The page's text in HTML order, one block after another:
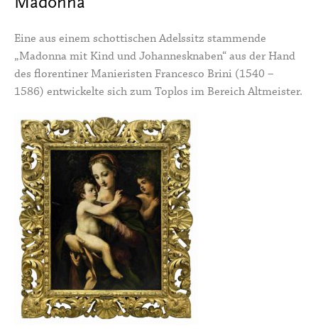
Madonna
Eine aus einem schottischen Adelssitz stammende
„Madonna mit Kind und Johannesknaben“ aus der Hand
des florentiner Manieristen Francesco Brini (1540 –
1586) entwickelte sich zum Toplos im Bereich Altmeister.